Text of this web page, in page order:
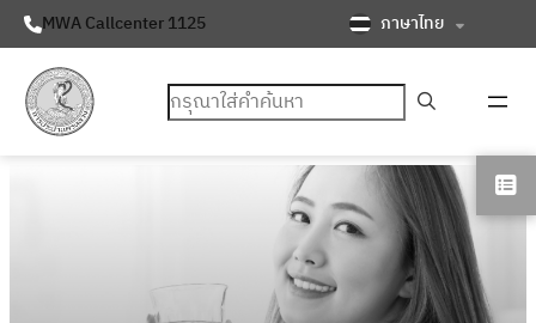
MWA Callcenter 1125 ภาษาไทย
ค้นหา